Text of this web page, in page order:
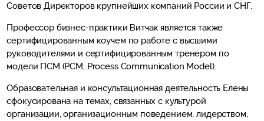
Советов Директоров крупнейших компаний России и СНГ.
Профессор бизнес-практики Витчак является также
сертифицированным коучем по работе с высшими
руководителями и сертифицированным тренером по
модели ПСМ (PCM, Process Communication Model).
Образовательная и консультационная деятельность Елены
сфокусирована на темах, связанных с культурой
организации, организационным поведением, лидерством,